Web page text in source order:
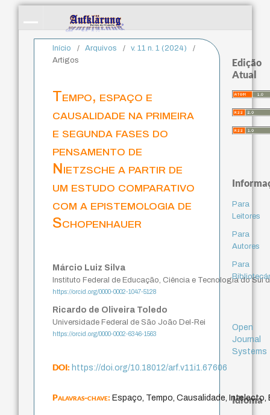
Início / Arquivos / v. 11 n. 1 (2024)
/
Artigos
Tempo, espaço e
causalidade na primeira
e segunda fases do
pensamento de
Nietzsche a partir de
um estudo comparativo
com a epistemologia de
Schopenhauer
Márcio Luiz Silva
Instituto Federal de Educação, Ciência e Tecnologia do Sul
https://orcid.org/0000-0002-1047-5128
Ricardo de Oliveira Toledo
Universidade Federal de São João Del-Rei
https://orcid.org/0000-0002-6346-1563
DOI:https://doi.org/10.18012/arf.v11i1.67606
Palavras-chave:Espaço, Tempo, Causalidade,
Edição
Atual
Para
Leitores
Para
Autores
Para
Open
Journal
Systems
Idioma